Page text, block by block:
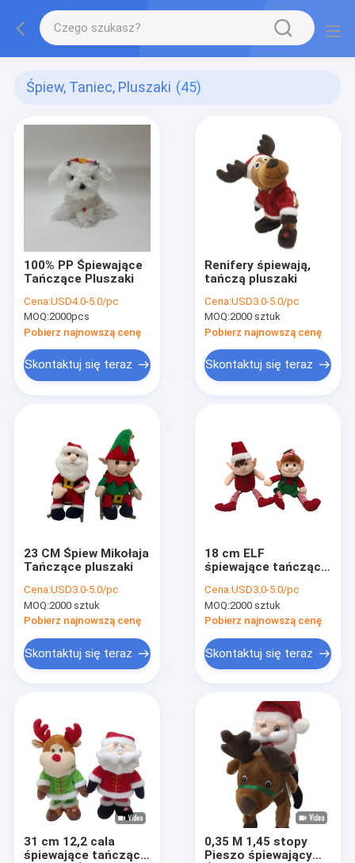
Śpiew, Taniec, Pluszaki (45)
100% PP Śpiewające
Tańczące Pluszaki
Cena:USD4.0-5.0/pc
MOQ:2000pcs
Pobierz najnowszą cenę
Skontaktuj się teraz
Renifery śpiewają,
tańczą pluszaki
Cena:USD3.0-5.0/pc
MOQ:2000 sztuk
Pobierz najnowszą cenę
Skontaktuj się teraz
23 CM Śpiew Mikołaja
Tańczące pluszaki
Cena:USD3.0-5.0/pc
MOQ:2000 sztuk
Pobierz najnowszą cenę
Skontaktuj się teraz
18 cm ELF
śpiewające tańczące
Cena:USD3.0-5.0/pc
MOQ:2000 sztuk
Pobierz najnowszą cenę
Skontaktuj się teraz
31 cm 12,2 cala
śpiewające tańczące
0,35 M 1,45 stopy
Pieszo śpiewający